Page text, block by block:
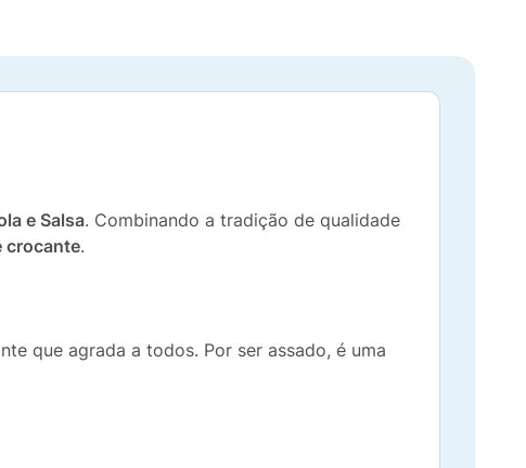
e Salsa. Combinando a tradição de qualidade
crocante.
que agrada a todos. Por ser assado, é uma